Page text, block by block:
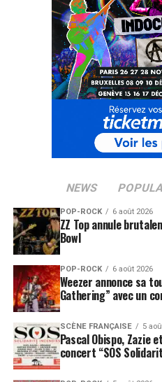
NEWS
POP-ROCK 6 août 2026
ZZ Top annule
Bowl
POP-ROCK 6 août 2026
Weezer annonce sa
Gathering” avec un
SCÈNE FRANÇAISE 5
Pascal Obispo, Zazie
concert “SOS